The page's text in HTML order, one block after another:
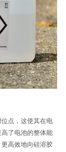
点，这使其在电
了电池的整体能
高效地向硅溶胶